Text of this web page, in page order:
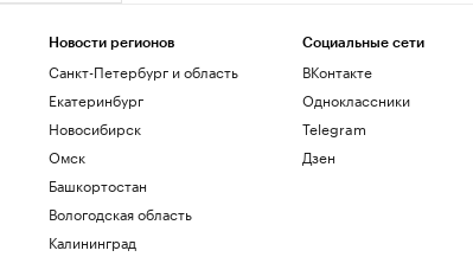
Новости регионов
Санкт-Петербург и область
Екатеринбург
Новосибирск
Омск
Башкортостан
Вологодская область
Калининград
Социальные сети
ВКонтакте
Одноклассники
Telegram
Дзен